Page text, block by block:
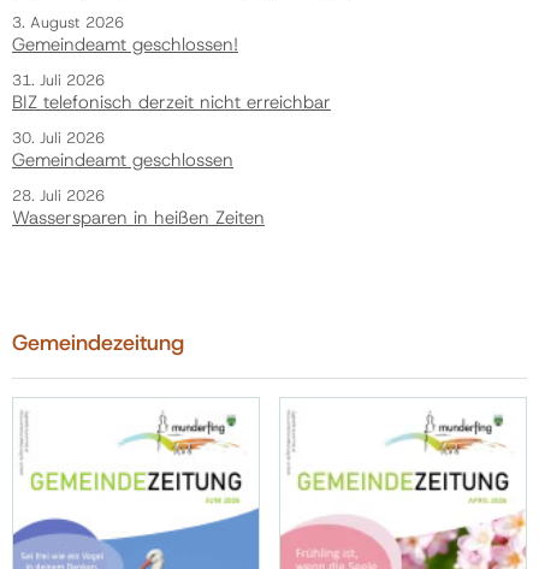
3. August 2026
Gemeindeamt geschlossen!
31. Juli 2026
BIZ telefonisch derzeit nicht erreichbar
30. Juli 2026
Gemeindeamt geschlossen
28. Juli 2026
Wassersparen in heißen Zeiten
Gemeindezeitung